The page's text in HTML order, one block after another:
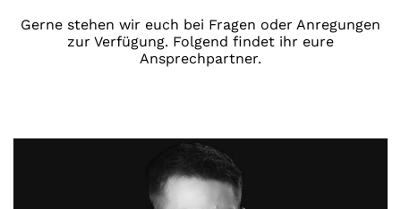
Gerne stehen wir euch bei Fragen oder Anregungen
zur Verfügung. Folgend findet ihr eure
Ansprechpartner.